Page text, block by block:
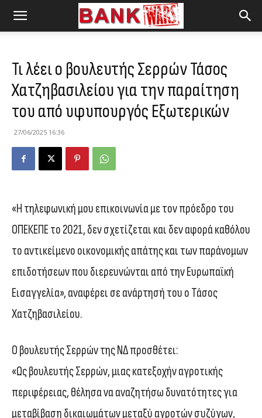
Τι λέει ο βουλευτής Σερρών Τάσος
Χατζηβασιλείου για την παραίτηση
του από υφυπουργός Εξωτερικών
27/06/2025 16:36
«Η τηλεφωνική μου επικοινωνία με τον πρόεδρο του
ΟΠΕΚΕΠΕ το 2021, δεν σχετίζεται και δεν αφορά καθόλου
το αντικείμενο οικονομικής απάτης και των παράνομων
επιδοτήσεων που διερευνώνται από την Ευρωπαϊκή
Εισαγγελία», αναφέρει σε ανάρτησή του ο Τάσος
Χατζηβασιλείου.
Ο βουλευτής Σερρών της ΝΔ προσθέτει:
«Ως βουλευτής Σερρών, μιας κατεξοχήν αγροτικής
περιφέρειας, θέλησα να αναζητήσω δυνατότητες για
μεταβίβαση δικαιωμάτων μεταξύ αγροτών συζύγων,